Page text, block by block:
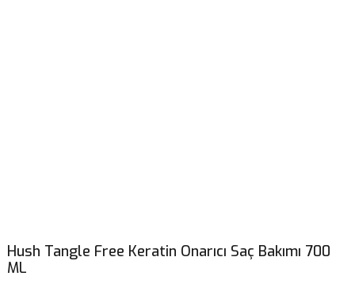
Hush Tangle Free Keratin Onarıcı Saç Bakımı 700
ML